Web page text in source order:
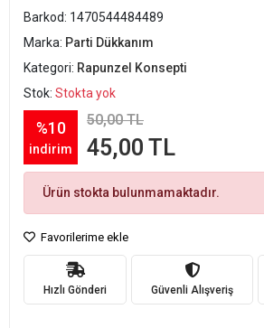
Barkod: 1470544484489
Marka: Parti Dükkanım
Kategori: Rapunzel Konsepti
Stok: Stokta yok
%10
indirim
50,00 TL
45,00 TL
Ürün stokta bulunmamaktadır.
Favorilerime ekle
Hızlı Gönderi Güvenli Alışveriş